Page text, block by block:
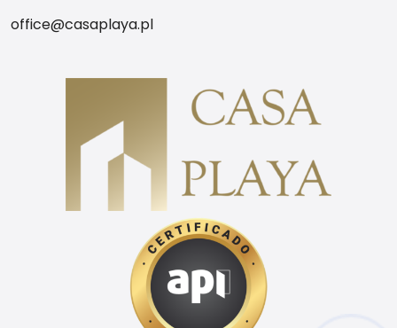
office@casaplaya.pl